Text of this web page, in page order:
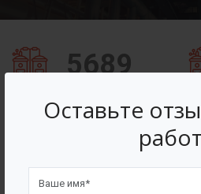
Оставьте
5689
Счастливых клиентов